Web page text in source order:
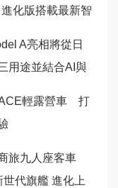
化版搭載最新智
A亮相將從日
用途並結合AI與
輕露營車 打
旅九人座客車
代旗艦 進化上